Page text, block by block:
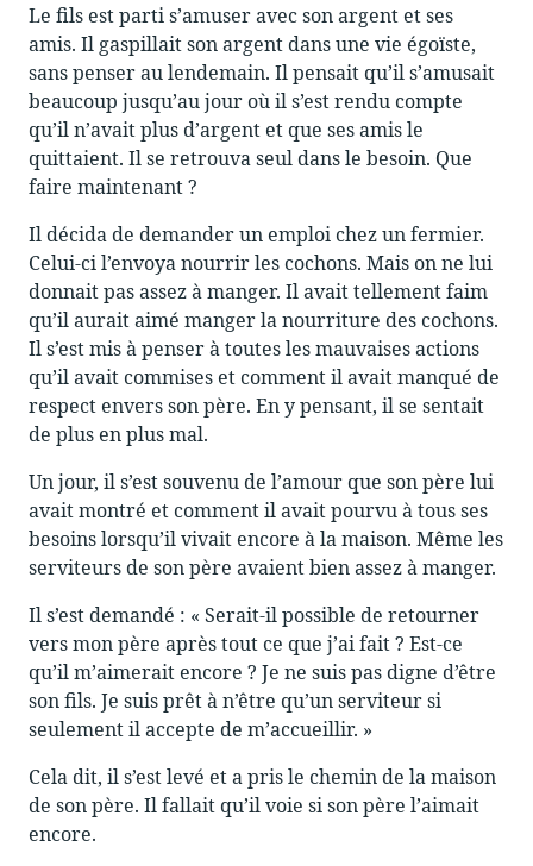
Le fils est parti s’amuser avec son argent et ses
amis. Il gaspillait son argent dans une vie égoïste,
sans penser au lendemain. Il pensait qu’il s’amusait
beaucoup jusqu’au jour où il s’est rendu compte
qu’il n’avait plus d’argent et que ses amis le
quittaient. Il se retrouva seul dans le besoin. Que
faire maintenant ?
Il décida de demander un emploi chez un fermier.
Celui-ci l’envoya nourrir les cochons. Mais on ne lui
donnait pas assez à manger. Il avait tellement faim
qu’il aurait aimé manger la nourriture des cochons.
Il s’est mis à penser à toutes les mauvaises actions
qu’il avait commises et comment il avait manqué de
respect envers son père. En y pensant, il se sentait
de plus en plus mal.
Un jour, il s’est souvenu de l’amour que son père lui
avait montré et comment il avait pourvu à tous ses
besoins lorsqu’il vivait encore à la maison. Même les
serviteurs de son père avaient bien assez à manger.
Il s’est demandé : « Serait-il possible de retourner
vers mon père après tout ce que j’ai fait ? Est-ce
qu’il m’aimerait encore ? Je ne suis pas digne d’être
son fils. Je suis prêt à n’être qu’un serviteur si
seulement il accepte de m’accueillir. »
Cela dit, il s’est levé et a pris le chemin de la maison
de son père. Il fallait qu’il voie si son père l’aimait
encore.